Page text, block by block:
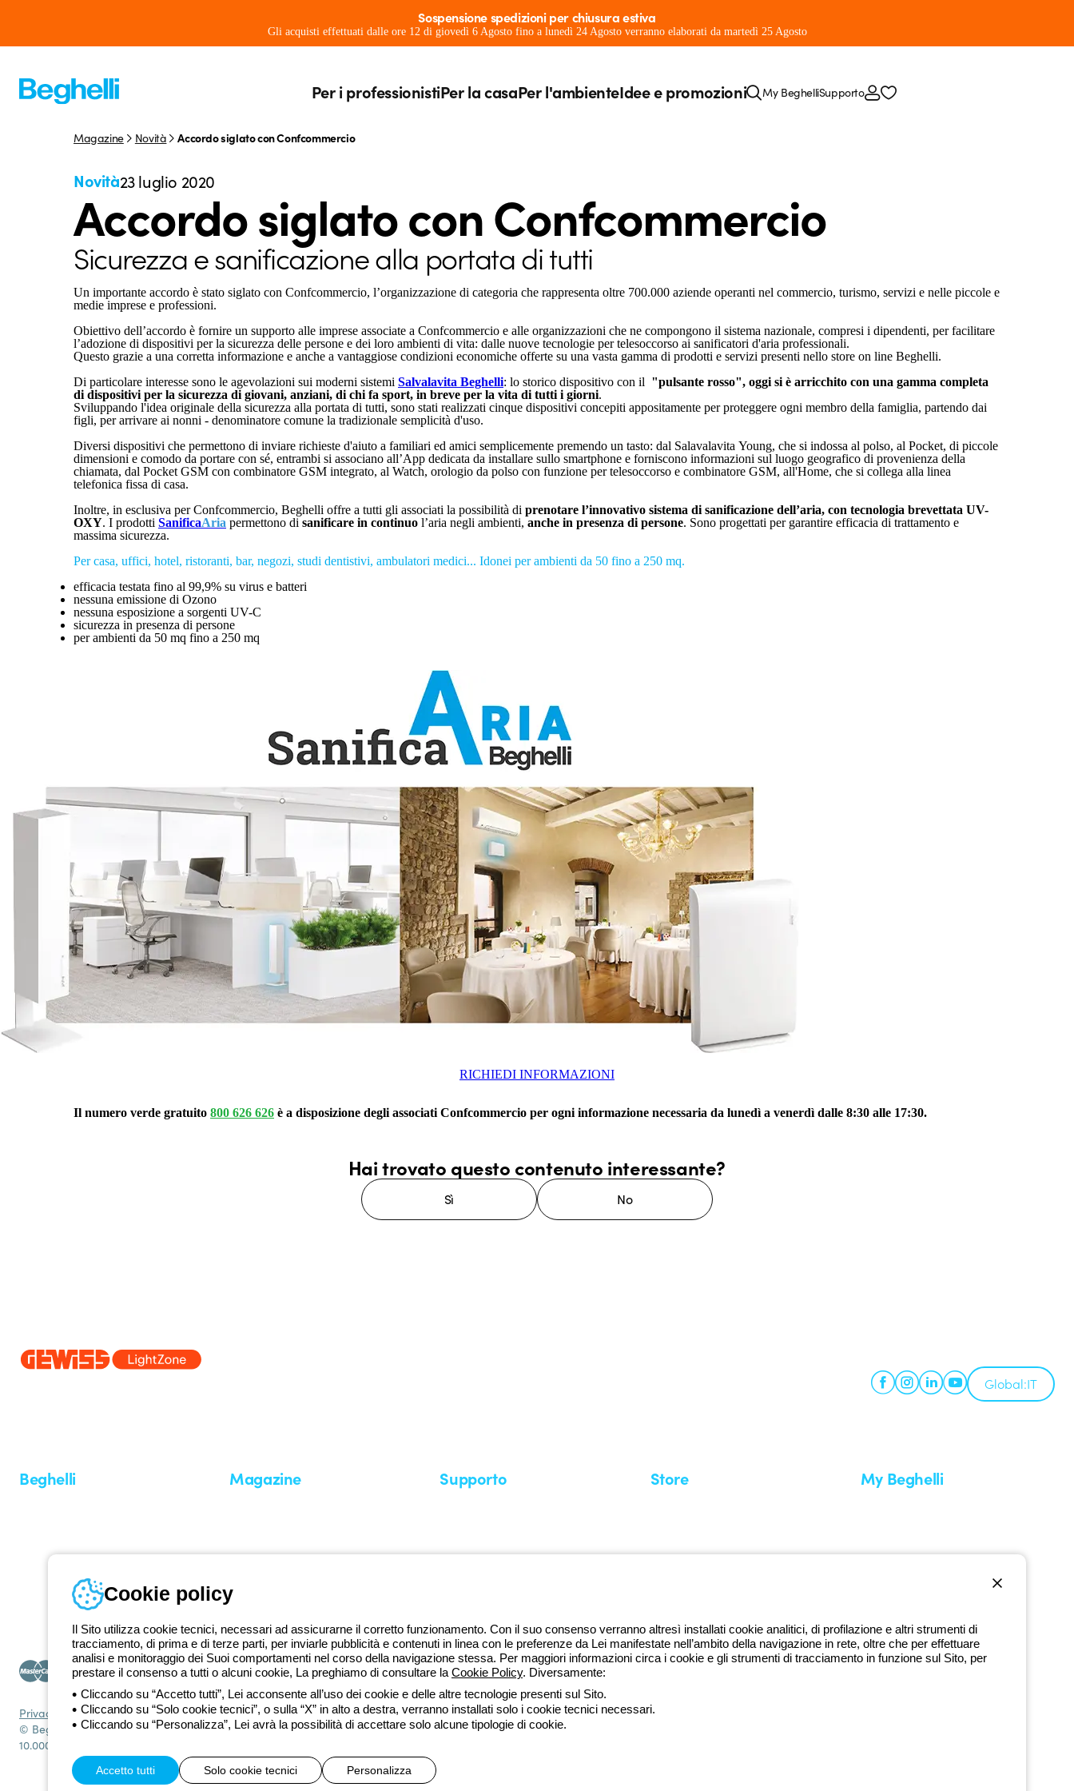
Sospensione spedizioni per chiusura estiva
Gli acquisti effettuati dalle ore 12 di giovedì 6 Agosto fino a lunedì 24 Agosto verranno elaborati da martedì 25 Agosto
Per i professionistiPer la casaPer l'ambienteIdee e promozioni My BeghelliSupporto
Magazine Novità Accordo siglato con Confcommercio
Novità23 luglio 2020
Accordo siglato con Confcommercio
Sicurezza e sanificazione alla portata di tutti
Un importante accordo è stato siglato con Confcommercio, l’organizzazione di categoria che rappresenta oltre 700.000 aziende operanti nel commercio, turismo, servizi e nelle piccole e
medie imprese e professioni.
Obiettivo dell’accordo è fornire un supporto alle imprese associate a Confcommercio e alle organizzazioni che ne compongono il sistema nazionale, compresi i dipendenti, per facilitare
l’adozione di dispositivi per la sicurezza delle persone e dei loro ambienti di vita: dalle nuove tecnologie per telesoccorso ai sanificatori d'aria professionali.
Questo grazie a una corretta informazione e anche a vantaggiose condizioni economiche offerte su una vasta gamma di prodotti e servizi presenti nello store on line Beghelli.
Di particolare interesse sono le agevolazioni sui moderni sistemi Salvalavita Beghelli: lo storico dispositivo con il "pulsante rosso", oggi si è arricchito con una gamma completa
di dispositivi per la sicurezza di giovani, anziani, di chi fa sport, in breve per la vita di tutti i giorni.
Sviluppando l'idea originale della sicurezza alla portata di tutti, sono stati realizzati cinque dispositivi concepiti appositamente per proteggere ogni membro della famiglia, partendo dai
figli, per arrivare ai nonni - denominatore comune la tradizionale semplicità d'uso.
Diversi dispositivi che permettono di inviare richieste d'aiuto a familiari ed amici semplicemente premendo un tasto: dal Salavalavita Young, che si indossa al polso, al Pocket, di piccole
dimensioni e comodo da portare con sé, entrambi si associano all’App dedicata da installare sullo smartphone e forniscono informazioni sul luogo geografico di provenienza della
chiamata, dal Pocket GSM con combinatore GSM integrato, al Watch, orologio da polso con funzione per telesoccorso e combinatore GSM, all'Home, che si collega alla linea
telefonica fissa di casa.
Inoltre, in esclusiva per Confcommercio, Beghelli offre a tutti gli associati la possibilità di prenotare l’innovativo sistema di sanificazione dell’aria, con tecnologia brevettata UV-
OXY. I prodotti SanificaAria permettono di sanificare in continuo l’aria negli ambienti, anche in presenza di persone. Sono progettati per garantire efficacia di trattamento e
massima sicurezza.
Per casa, uffici, hotel, ristoranti, bar, negozi, studi dentistivi, ambulatori medici... Idonei per ambienti da 50 fino a 250 mq.
efficacia testata fino al 99,9% su virus e batteri
nessuna emissione di Ozono
nessuna esposizione a sorgenti UV-C
sicurezza in presenza di persone
per ambienti da 50 mq fino a 250 mq
RICHIEDI INFORMAZIONI
Il numero verde gratuito 800 626 626 è a disposizione degli associati Confcommercio per ogni informazione necessaria da lunedì a venerdì dalle 8:30 alle 17:30.
Hai trovato questo contenuto interessante?
Sì No
Global:IT
Beghelli Magazine
Seminari
Supporto Store My Beghelli
Numero verde gratuito 800 626 626
Privacy PolicyCookie policyCondizioni di venditaTutte le policyAccessibilità Credits
© Beghelli S.p.A. Società con Unico Socio - Società soggetta alla direzione e coordinamento di Gewiss S.p.A. - R.I. Bologna e C.F. 03829720378 - P.IVA (IT) 00666341201 - REA BO-319364 - Cap. Soc.
10.000.000 EUR i.v.
Cookie policy
Il Sito utilizza cookie tecnici, necessari ad assicurarne il corretto funzionamento. Con il suo consenso verranno altresì installati cookie analitici, di profilazione e altri strumenti di
tracciamento, di prima e di terze parti, per inviarle pubblicità e contenuti in linea con le preferenze da Lei manifestate nell’ambito della navigazione in rete, oltre che per effettuare
analisi e monitoraggio dei Suoi comportamenti nel corso della navigazione stessa. Per maggiori informazioni circa i cookie e gli strumenti di tracciamento in funzione sul Sito, per
prestare il consenso a tutti o alcuni cookie, La preghiamo di consultare la Cookie Policy. Diversamente:
Cliccando su “Accetto tutti”, Lei acconsente all’uso dei cookie e delle altre tecnologie presenti sul Sito.
Cliccando su “Solo cookie tecnici”, o sulla “X” in alto a destra, verranno installati solo i cookie tecnici necessari.
Cliccando su “Personalizza”, Lei avrà la possibilità di accettare solo alcune tipologie di cookie.
Accetto tutti Solo cookie tecnici Personalizza